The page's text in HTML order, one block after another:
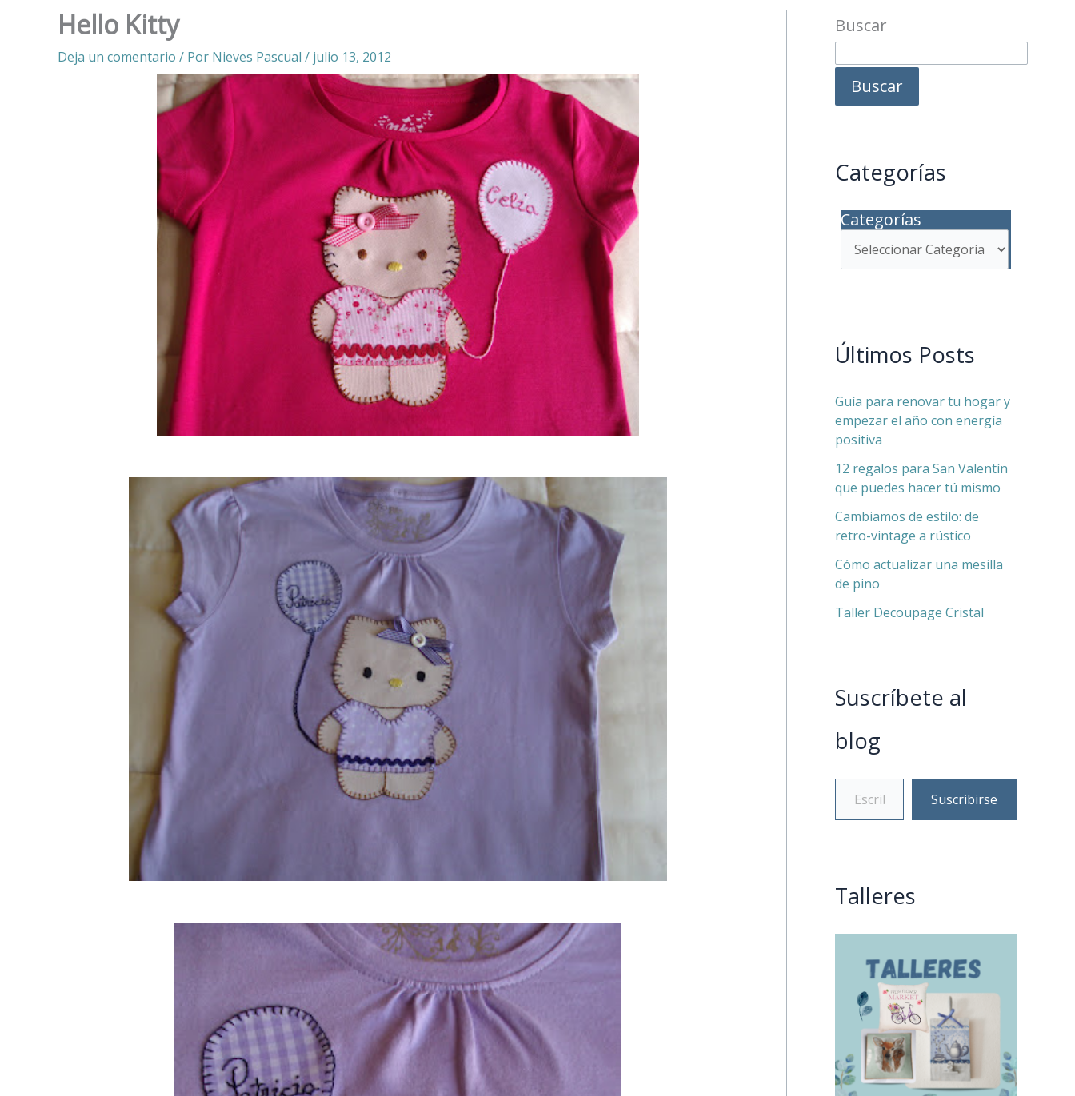
Hello Kitty
Deja un comentario / Por Nieves Pascual / julio 13, 2012
Buscar
Buscar
Categorías
Categorías
Últimos Posts
Guía para renovar tu hogar y
empezar el año con energía
positiva
12 regalos para San Valentín
que puedes hacer tú mismo
Cambiamos de estilo: de
retro-vintage a rústico
Cómo actualizar una mesilla
de pino
Taller Decoupage Cristal
Suscríbete al
blog
Suscribirse
Talleres